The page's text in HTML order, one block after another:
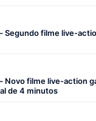
Segundo filme live-
Novo filme live-action
de 4 minutos